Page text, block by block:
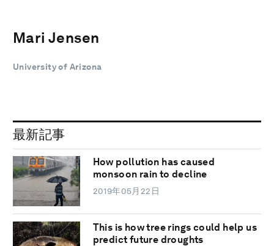
Mari Jensen
University of Arizona
最新記事
How pollution has caused
monsoon rain to decline
2019年05月22日
This is how tree rings could help us
predict future droughts